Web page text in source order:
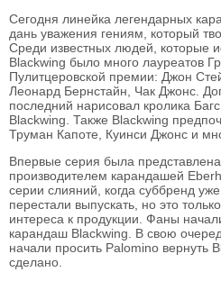
Сегодня линейка легендарных
дань уважения гениям, который
Среди известных людей, которые
Blackwing было много лауреатов
Пулитцеровской премии: Джон
Леонард Бернстайн, Чак Джонс.
последний нарисовал кролика
Blackwing. Также Blackwing
Труман Капоте, Куинси Джонс и
Впервые серия была
производителем карандашей
серии слияний, когда суббренд
перестали выпускать, но это
интереса к продукции. Фаны
карандаш Blackwing. В свою
начали просить Palomino вернуть
сделано.